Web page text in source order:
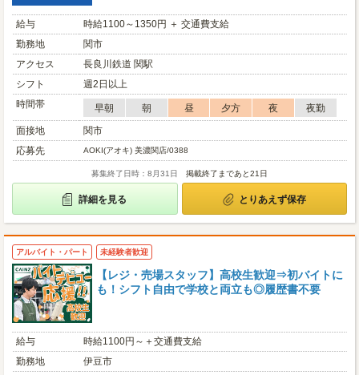
給与
時給1100～1350円 ＋ 交通費支給
勤務地
関市
アクセス
長良川鉄道 関駅
シフト
週2日以上
時間帯
早朝 朝 昼 夕方 夜
夜勤
面接地
関市
応募先
AOKI(アオキ) 美濃関店/0388
募集終了日時：8月31日 掲載終了まであと21日
詳細を見る とりあえず保存
アルバイト・パート 未経験者歓迎
【レジ・売場スタッフ】高校生歓迎⇒初バイトに
も！シフト自由で学校と両立も◎履歴書不要
給与
時給1100円～＋交通費支給
勤務地
伊豆市